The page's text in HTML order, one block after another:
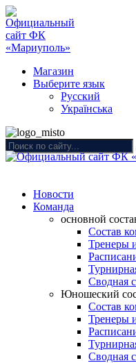
Магазин
Выберите язык
Русский
Українська
Новости
Команда
основной
Состав
Тренеры
Сводная
Юношеский
Состав
Тренеры
Сводная